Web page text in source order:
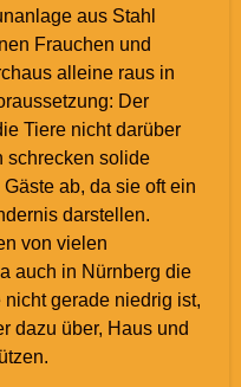
aus Stahl
Frauchen und
alleine raus in
Der
Tiere nicht darüber
schrecken solide
ab, da sie oft ein
darstellen.
von vielen
auch in Nürnberg die
gerade niedrig ist,
dazu über, Haus und